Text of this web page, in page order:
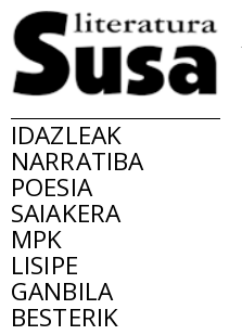
IDAZLEAK
NARRATIBA
POESIA
SAIAKERA
MPK
LISIPE
GANBILA
BESTERIK